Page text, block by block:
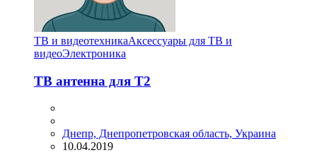
ТВ и видеотехникаАксессуары для ТВ и
видеоЭлектроника
ТВ антенна для Т2
Днепр, Днепропетровская область, Украина
10.04.2019